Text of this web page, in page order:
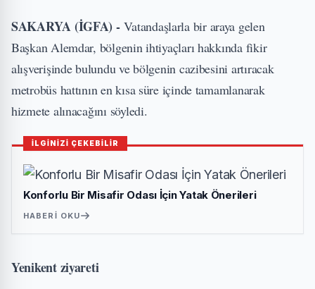
SAKARYA (İGFA) -Vatandaşlarla bir araya gelen
Başkan Alemdar, bölgenin ihtiyaçları hakkında fikir
alışverişinde bulundu ve bölgenin cazibesini artıracak
metrobüs hattının en kısa süre içinde tamamlanarak
hizmete alınacağını söyledi.
İLGİNİZİ ÇEKEBİLİR
Konforlu Bir Misafir Odası İçin Yatak Önerileri
HABERI OKU
Yenikent ziyareti